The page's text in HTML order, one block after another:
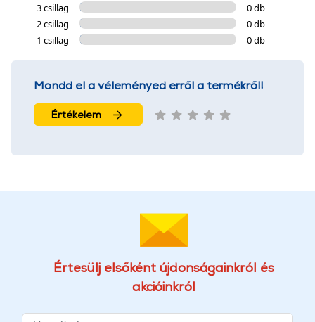
3 csillag
0 db
2 csillag
0 db
1 csillag
0 db
Mondd el a véleményed erről a termékről!
Értékelem
Értesülj elsőként újdonságainkról és
akcióinkról